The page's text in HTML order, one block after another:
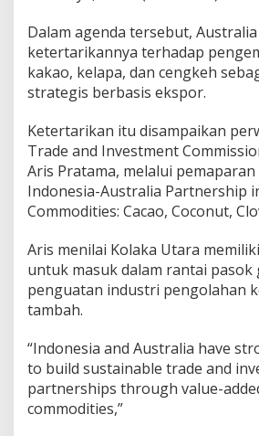
a
o
K
o
l
k
a
U
t
a
r
Dalam agenda tersebut,
ketertarikannya terhadap
kakao, kelapa, dan cengkeh
strategis berbasis ekspor.
Ketertarikan itu disampaikan
Trade and Investment
Aris Pratama, melalui
Indonesia-Australia Partnership
Commodities: Cacao, Coconut,
Aris menilai Kolaka Utara
untuk masuk dalam rantai pasok
penguatan industri pengolahan
tambah.
“Indonesia and Australia have
to build sustainable trade and
partnerships through value-
commodities,”